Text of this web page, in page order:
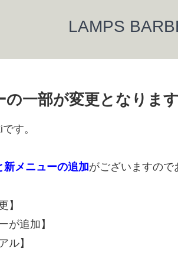
LAMPS
の一部が変更となります
す。
メニューの追加がございますので
】
が追加】
ル】